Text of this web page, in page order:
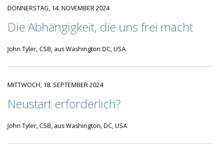
DONNERSTAG, 14. NOVEMBER 2024
Die Abhängigkeit, die uns frei macht
John Tyler, CSB, aus Washington DC, USA
MITTWOCH, 18. SEPTEMBER 2024
Neustart erforderlich?
John Tyler, CSB, aus Washington, DC, USA